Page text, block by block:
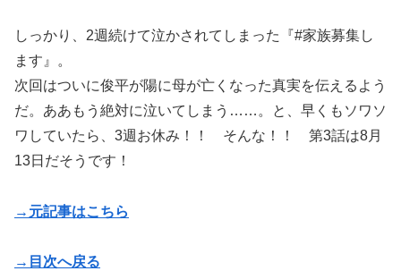
しっかり、2週続けて泣かされてしまった『#家族募集し
ます』。
次回はついに俊平が陽に母が亡くなった真実を伝えるよう
だ。ああもう絶対に泣いてしまう……。と、早くもソワソ
ワしていたら、3週お休み！！ そんな！！ 第3話は8月
13日だそうです！
→元記事はこちら
→目次へ戻る